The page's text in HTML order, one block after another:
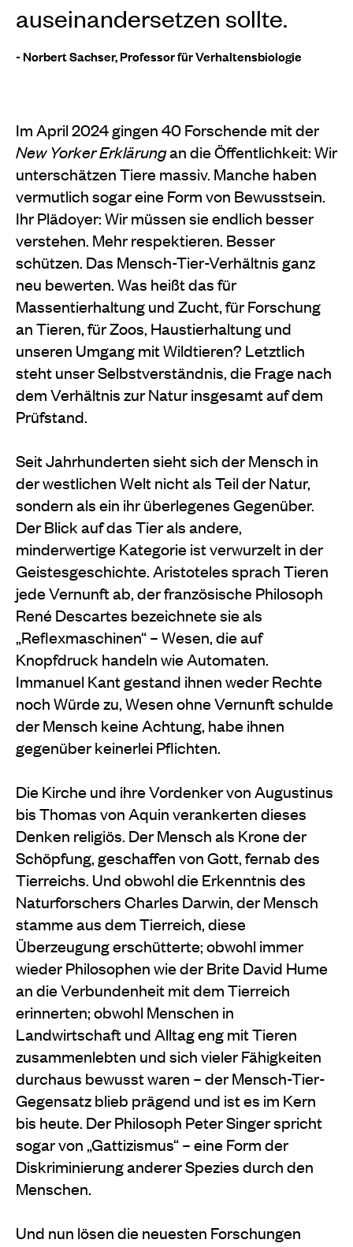
auseinandersetzen sollte.
- Norbert Sachser, Professor für Verhaltensbiologie
Im April 2024 gingen 40 Forschende mit der
New Yorker Erklärungan die Öffentlichkeit: Wir
unterschätzen Tiere massiv. Manche haben
vermutlich sogar eine Form von Bewusstsein.
Ihr Plädoyer: Wir müssen sie endlich besser
verstehen. Mehr respektieren. Besser
schützen. Das Mensch-Tier-Verhältnis ganz
neu bewerten. Was heißt das für
Massentierhaltung und Zucht, für Forschung
an Tieren, für Zoos, Haustierhaltung und
unseren Umgang mit Wildtieren? Letztlich
steht unser Selbstverständnis, die Frage nach
dem Verhältnis zur Natur insgesamt auf dem
Prüfstand.
Seit Jahrhunderten sieht sich der Mensch in
der westlichen Welt nicht als Teil der Natur,
sondern als ein ihr überlegenes Gegenüber.
Der Blick auf das Tier als andere,
minderwertige Kategorie ist verwurzelt in der
Geistesgeschichte. Aristoteles sprach Tieren
jede Vernunft ab, der französische Philosoph
René Descartes bezeichnete sie als
„Reflexmaschinen“ – Wesen, die auf
Knopfdruck handeln wie Automaten.
Immanuel Kant gestand ihnen weder Rechte
noch Würde zu, Wesen ohne Vernunft schulde
der Mensch keine Achtung, habe ihnen
gegenüber keinerlei Pflichten.
Die Kirche und ihre Vordenker von Augustinus
bis Thomas von Aquin verankerten dieses
Denken religiös. Der Mensch als Krone der
Schöpfung, geschaffen von Gott, fernab des
Tierreichs. Und obwohl die Erkenntnis des
Naturforschers Charles Darwin, der Mensch
stamme aus dem Tierreich, diese
Überzeugung erschütterte; obwohl immer
wieder Philosophen wie der Brite David Hume
an die Verbundenheit mit dem Tierreich
erinnerten; obwohl Menschen in
Landwirtschaft und Alltag eng mit Tieren
zusammenlebten und sich vieler Fähigkeiten
durchaus bewusst waren – der Mensch-Tier-
Gegensatz blieb prägend und ist es im Kern
bis heute. Der Philosoph Peter Singer spricht
sogar von „Gattizismus“ – eine Form der
Diskriminierung anderer Spezies durch den
Menschen.
Und nun lösen die neuesten Forschungen